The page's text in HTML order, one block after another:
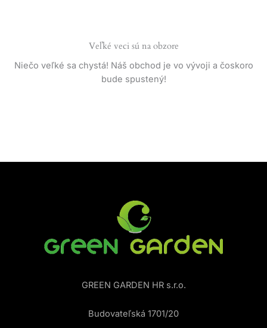
Veľké veci sú na obzore
Niečo veľké sa chystá! Náš obchod je vo vývoji a čoskoro
bude spustený!
GREEN GARDEN HR s.r.o.
Budovateľská 1701/20